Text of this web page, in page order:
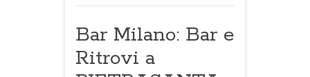
Bar Milano: Bar e
Ritrovi a